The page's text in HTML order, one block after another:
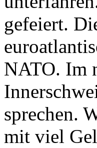
gefeiert.
NATO. Im
sprechen.
mit viel